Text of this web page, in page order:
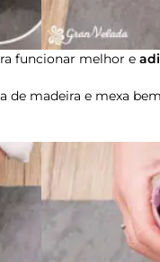
funcionar melhor e
de madeira e mexa